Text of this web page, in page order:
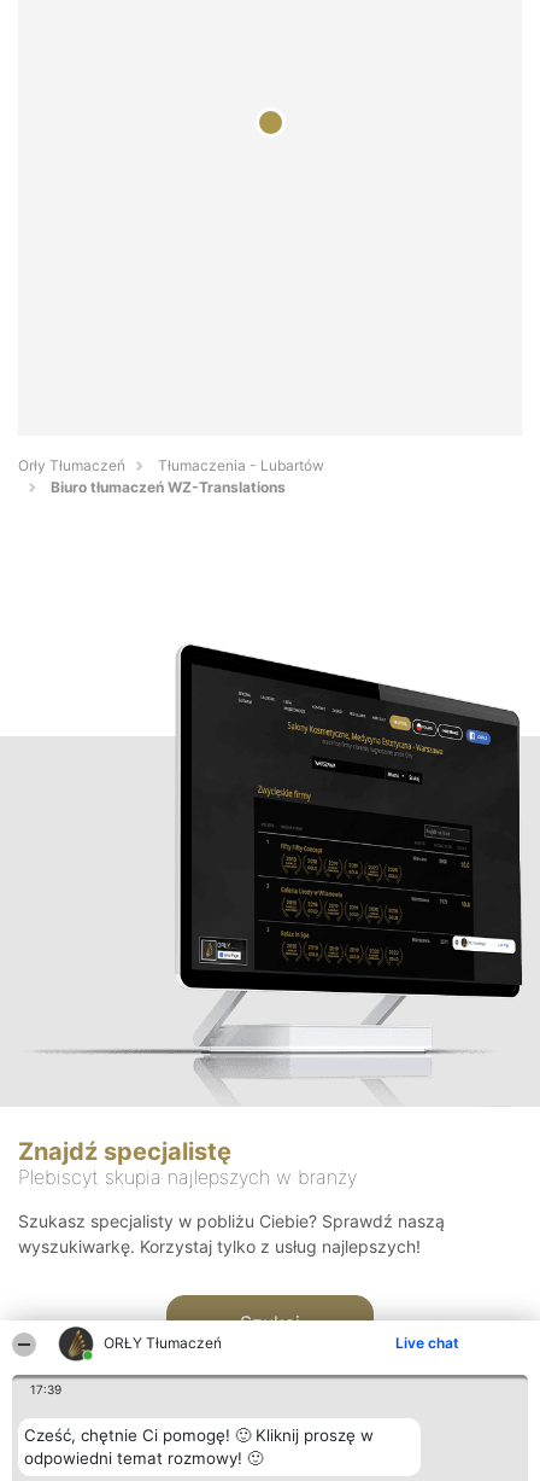
ORŁY Tłumaczeń Live chat
17:39
Cześć, chętnie Ci pomogę! 🙂 Kliknij proszę w
odpowiedni temat rozmowy! 🙂
Orły Tłumaczeń
Tłumaczenia - Lubartów
Biuro tłumaczeń WZ-Translations
Znajdź specjalistę
Plebiscyt skupia najlepszych w branży
Szukasz specjalisty w pobliżu Ciebie? Sprawdź naszą
wyszukiwarkę. Korzystaj tylko z usług najlepszych!
Szukaj